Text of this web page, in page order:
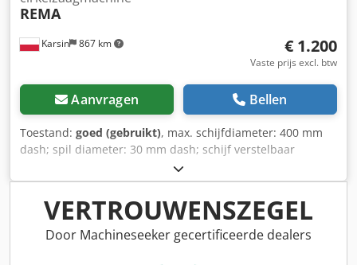
Karsin 867 km
REMA
€ 1.200
Vaste prijs excl. btw
Aanvragen Bellen
Toestand: goed (gebruikt), max. schijfdiameter: 400 mm
dash; spil diameter: 30 mm dash; schijf verstelbaar
omhoog/omlaag dash; max. zaaghoogte: 130 mm dash;
min. zaagbreedte: 250 mm Djdpfx Anjxvmw Seyock dash;
max. zaagbreedte: 2350 mm dash; elektrische
afstandsverstelling van de zagen dash; motorvermogen: 2
x 4 kW dash; aandrijfmotor vermogen: 0,75 kW
VERTROUWENSZEGEL
Door Machineseeker gecertificeerde dealers